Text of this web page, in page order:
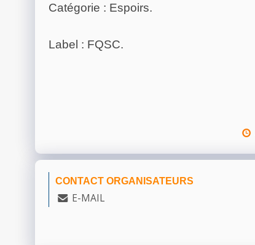
Catégorie : Espoirs.
Label : FQSC.
CONTACT ORGANISATEURS
E-MAIL